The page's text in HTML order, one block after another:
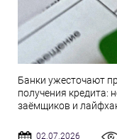
Банки ужесточают
получения кредита:
заёмщиков и
02.07.2026